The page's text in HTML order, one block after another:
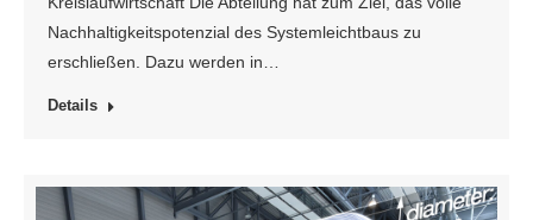
Nachhaltigkeitspotenzial des Systemleichtbaus zu
erschließen. Dazu werden in…
Details